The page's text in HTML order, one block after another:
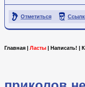
Отметиться
Главная | Ласты | Написать! |